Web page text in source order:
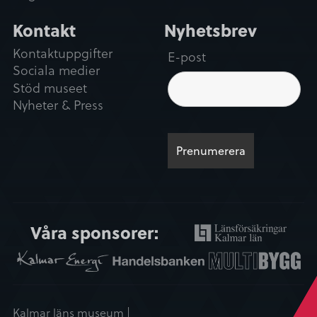
Kontakt
Kontaktuppgifter
Sociala medier
Stöd museet
Nyheter & Press
Nyhetsbrev
E-post
Våra sponsorer:
Kalmar läns museum |